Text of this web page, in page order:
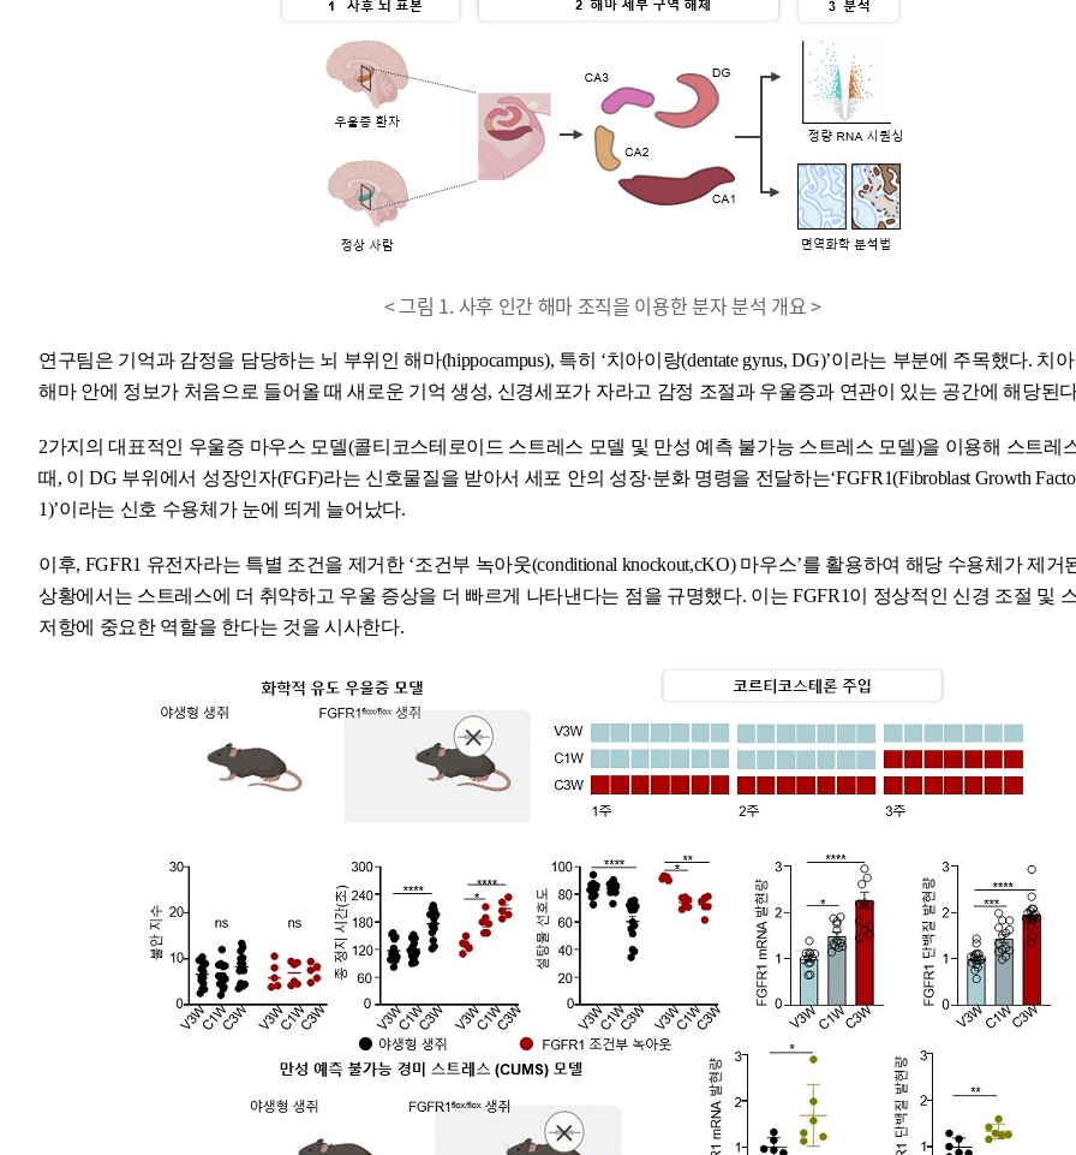
< 그림 1. 사후 인간 해마 조직을 이용한 분자 분석 개요 >
연구팀은 기억과 감정을 담당하는 뇌 부위인 해마(hippocampus), 특히 ‘치아이랑(dentate gyrus, DG)’이라는 부분에 주목했다. 치
해마 안에 정보가 처음으로 들어올 때 새로운 기억 생성, 신경세포가 자라고 감정 조절과 우울증과 연관이 있는 공간에 해당된
2가지의 대표적인 우울증 마우스 모델(콜티코스테로이드 스트레스 모델 및 만성 예측 불가능 스트레스 모델)을 이용해 스트레
때, 이 DG 부위에서 성장인자(FGF)라는 신호물질을 받아서 세포 안의 성장·분화 명령을 전달하는‘FGFR1(Fibroblast Growth
1)’이라는 신호 수용체가 눈에 띄게 늘어났다.
이후, FGFR1 유전자라는 특별 조건을 제거한 ‘조건부 녹아웃(conditional knockout,cKO) 마우스’를 활용하여 해당 수용체가 제거
상황에서는 스트레스에 더 취약하고 우울 증상을 더 빠르게 나타낸다는 점을 규명했다. 이는 FGFR1이 정상적인 신경 조절 및
저항에 중요한 역할을 한다는 것을 시사한다.